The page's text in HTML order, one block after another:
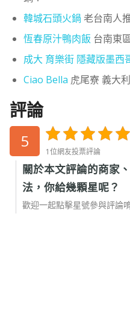
韓城石頭火鍋 老台南人
恆春原汁鴨肉飯 台南東
成大 育樂街 隱藏版墨西
Ciao Bella 虎尾寮 義大
評論
5
1位網友投票評論
關於本文評論的商家
法，你給幾顆星呢？
歡迎一起點擊星號參與評論